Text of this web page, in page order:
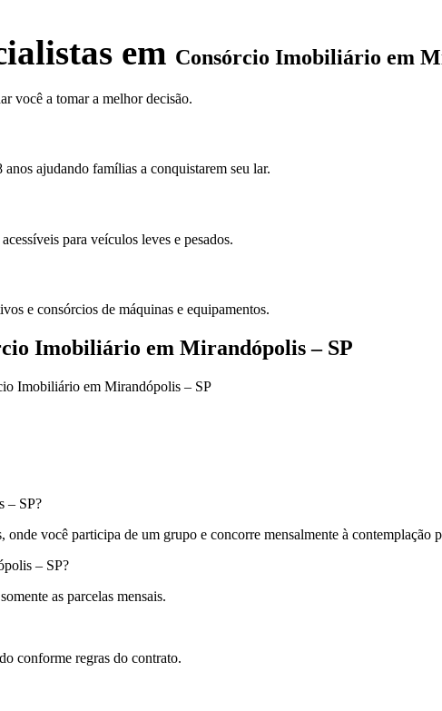
em Consórcio Imobiliário em
você a tomar a melhor decisão.
ajudando famílias a conquistarem seu lar.
para veículos leves e pesados.
e consórcios de máquinas e equipamentos.
Imobiliário em Mirandópolis – SP
Imobiliário em Mirandópolis – SP
– SP?
você participa de um grupo e concorre mensalmente à contemplação
– SP?
as parcelas mensais.
conforme regras do contrato.